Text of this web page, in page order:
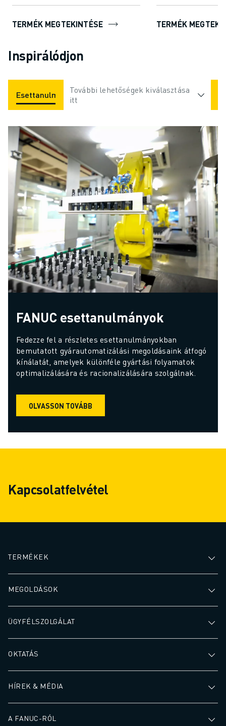
TERMÉK MEGTEKINTÉSE TERMÉK
Inspirálódjon
Esettanulmányok Alkalmazások Iparágak
További lehetőségek kiválasztása
itt
FANUC esettanulmányok
Fedezze fel a részletes esettanulmányokban
bemutatott gyárautomatizálási megoldásaink átfogó
kínálatát, amelyek különféle gyártási folyamatok
optimalizálására és racionalizálására szolgálnak.
OLVASSON TOVÁBB
Kapcsolatfelvétel
TERMÉKEK
MEGOLDÁSOK
ÜGYFÉLSZOLGÁLAT
OKTATÁS
HÍREK & MÉDIA
A FANUC-RÓL